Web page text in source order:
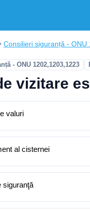
Consilieri siguranță - ONU
- ONU 1202,1203,1223
vizitare
valuri
al cisternei
siguranţă